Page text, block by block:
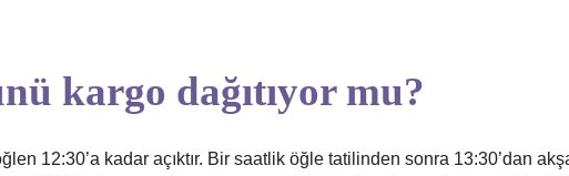
kargo dağıtıyor mu?
12:30’a kadar açıktır. Bir saatlik öğle tatilinden sonra 13:30’dan